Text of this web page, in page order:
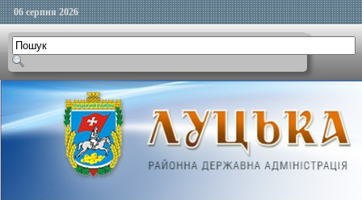
06 серпня 2026